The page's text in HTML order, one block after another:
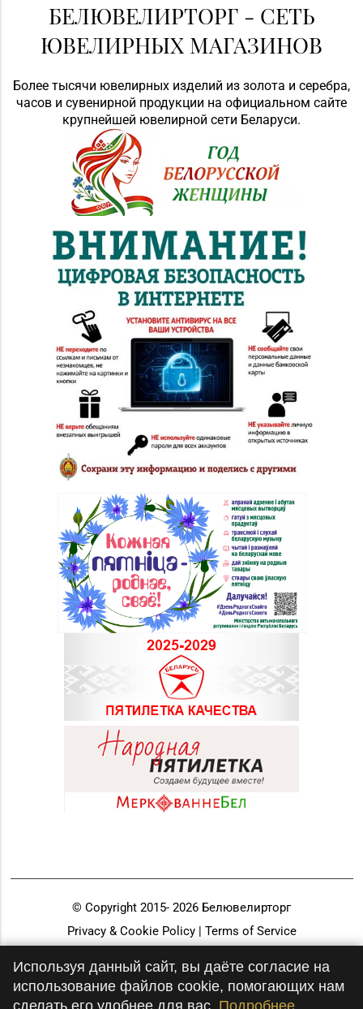
БЕЛЮВЕЛИРТОРГ - СЕТЬ
ЮВЕЛИРНЫХ МАГАЗИНОВ
Более тысячи ювелирных изделий из золота и серебра,
часов и сувенирной продукции на официальном сайте
крупнейшей ювелирной сети Беларуси.
© Copyright 2015- 2026 Белювелирторг
Privacy & Cookie Policy | Terms of Service
Используя данный сайт, вы даёте согласие на
использование файлов cookie, помогающих нам
сделать его удобнее для вас. Подробнее